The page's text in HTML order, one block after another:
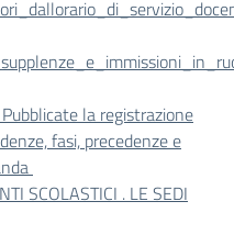
la registrazione
fasi, precedenze e
SCOLASTICI . LE SEDI